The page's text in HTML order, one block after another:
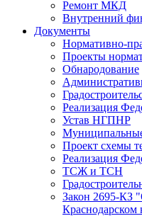
Ремонт МКД
Внутренний
Документы
Нормативно-
Проекты
Обнародование
Реализация
Устав НГПНР
Проект схемы
Реализация
ТСЖ и ТСН
Закон 2695-КЗ
Краснодарском